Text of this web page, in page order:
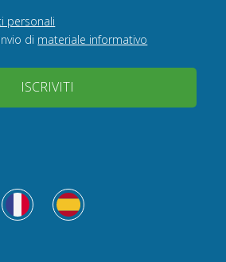
personali
di materiale informativo
ISCRIVITI